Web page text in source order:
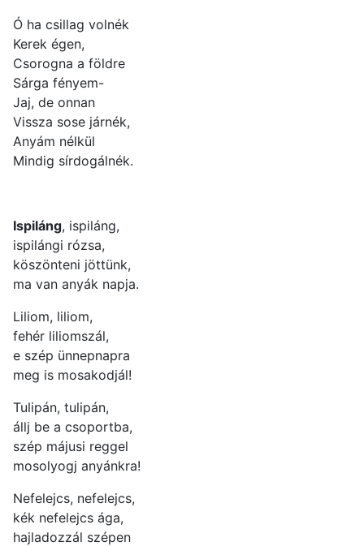
Ó ha csillag volnék
Kerek égen,
Csorogna a földre
Sárga fényem-
Jaj, de onnan
Vissza sose járnék,
Anyám nélkül
Mindig sírdogálnék.
Ispiláng, ispiláng,
ispilángi rózsa,
köszönteni jöttünk,
ma van anyák napja.
Liliom, liliom,
fehér liliomszál,
e szép ünnepnapra
meg is mosakodjál!
Tulipán, tulipán,
állj be a csoportba,
szép májusi reggel
mosolyogj anyánkra!
Nefelejcs, nefelejcs,
kék nefelejcs ága,
hajladozzál szépen